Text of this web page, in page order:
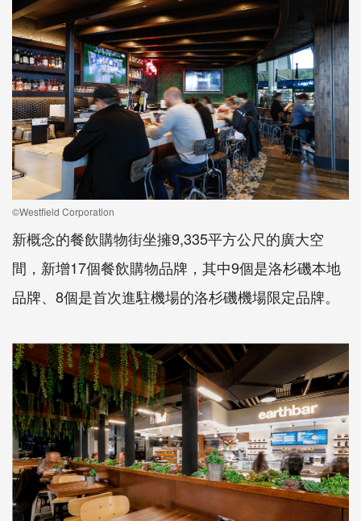
©Westfield Corporation
新概念的餐飲購物街坐擁9,335平方公尺的廣大空
間，新增17個餐飲購物品牌，其中9個是洛杉磯本地
品牌、8個是首次進駐機場的洛杉磯機場限定品牌。